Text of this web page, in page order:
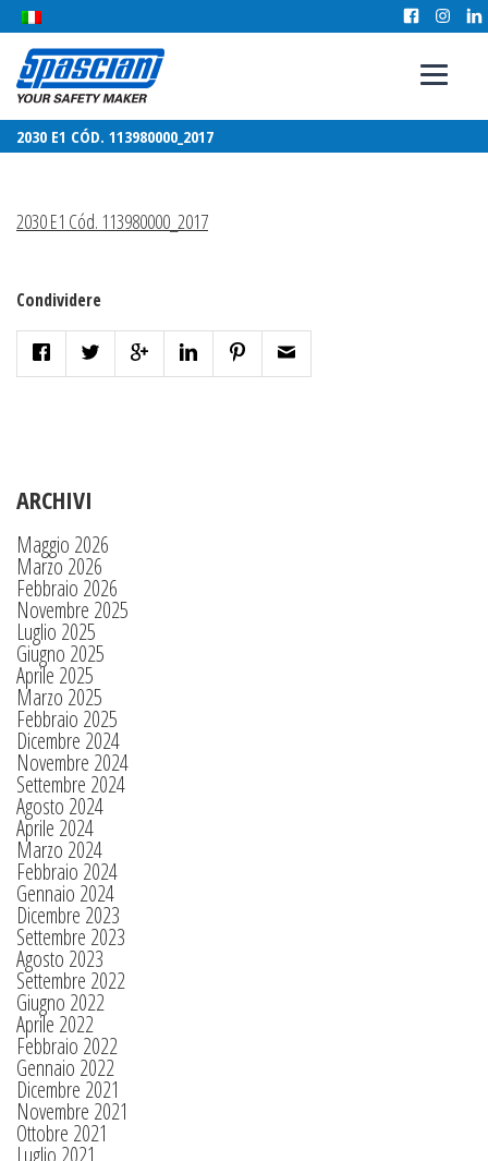
2030 E1 CÓD. 113980000_2017
2030 E1 Cód. 113980000_2017
Condividere
ARCHIVI
Maggio 2026
Marzo 2026
Febbraio 2026
Novembre 2025
Luglio 2025
Giugno 2025
Aprile 2025
Marzo 2025
Febbraio 2025
Dicembre 2024
Novembre 2024
Settembre 2024
Agosto 2024
Aprile 2024
Marzo 2024
Febbraio 2024
Gennaio 2024
Dicembre 2023
Settembre 2023
Agosto 2023
Settembre 2022
Giugno 2022
Aprile 2022
Febbraio 2022
Gennaio 2022
Dicembre 2021
Novembre 2021
Ottobre 2021
Luglio 2021